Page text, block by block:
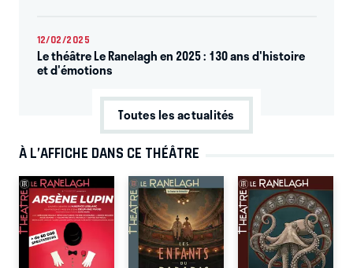
12/02/2025
Le théâtre Le Ranelagh en 2025 : 130 ans d'histoire
et d'émotions
Toutes les actualités
À L’AFFICHE DANS CE THÉÂTRE